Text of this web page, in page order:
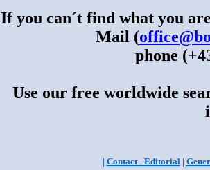
If you can´t find what you
Mail (
phone
Use our free worldwide
| Contact - Editorial|